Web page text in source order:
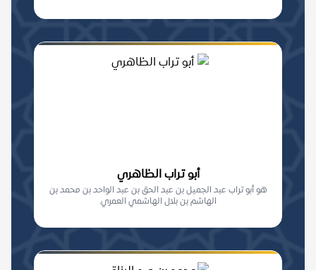
أبو تراب الظاهري
هو أبو تراب عبد الجميل بن عبد الحق بن عبد الواحد بن محمد بن
الهاشم بن بلال الهاشمي العمري.